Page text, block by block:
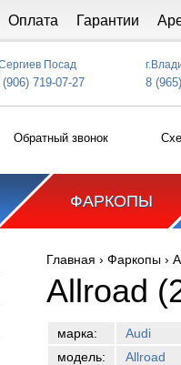
Оплата Гарантии
Посад
(906) 719-07-27 8
Обратный звонок
ФАРКОПЫ
Вы здесь
Главная › Фаркопы ›
Allroad
марка:
Audi
модель:
Allroad